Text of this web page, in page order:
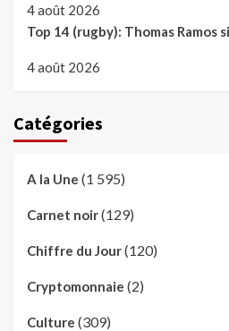
4 août 2026
Top 14 (rugby): Thomas Ramos
4 août 2026
Catégories
A la Une (1 595)
Carnet noir(129)
Chiffre du Jour(120)
Cryptomonnaie (2)
Culture (309)